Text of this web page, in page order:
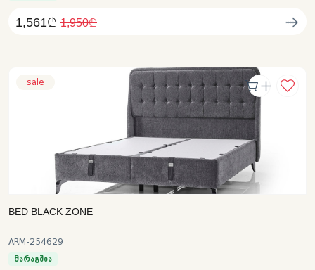
1,561₾ 1,950₾
sale
BED BLACK ZONE
ARM-254629
მარაგშია